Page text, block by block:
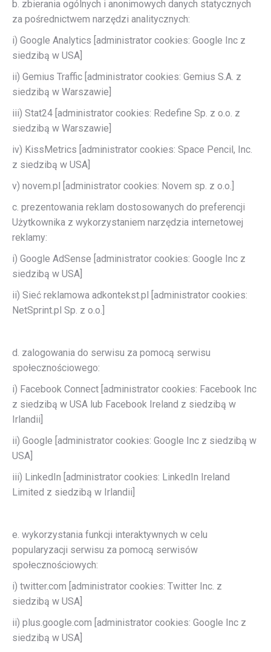
b. zbierania ogólnych i anonimowych danych statycznych
za pośrednictwem narzędzi analitycznych:
i) Google Analytics [administrator cookies: Google Inc z
siedzibą w USA]
ii) Gemius Traffic [administrator cookies: Gemius S.A. z
siedzibą w Warszawie]
iii) Stat24 [administrator cookies: Redefine Sp. z o.o. z
siedzibą w Warszawie]
iv) KissMetrics [administrator cookies: Space Pencil, Inc.
z siedzibą w USA]
v) novem.pl [administrator cookies: Novem sp. z o.o.]
c. prezentowania reklam dostosowanych do preferencji
Użytkownika z wykorzystaniem narzędzia internetowej
reklamy:
i) Google AdSense [administrator cookies: Google Inc z
siedzibą w USA]
ii) Sieć reklamowa adkontekst.pl [administrator cookies:
NetSprint.pl Sp. z o.o.]
d. zalogowania do serwisu za pomocą serwisu
społecznościowego:
i) Facebook Connect [administrator cookies: Facebook Inc
z siedzibą w USA lub Facebook Ireland z siedzibą w
Irlandii]
ii) Google [administrator cookies: Google Inc z siedzibą w
USA]
iii) LinkedIn [administrator cookies: LinkedIn Ireland
Limited z siedzibą w Irlandii]
e. wykorzystania funkcji interaktywnych w celu
popularyzacji serwisu za pomocą serwisów
społecznościowych:
i) twitter.com [administrator cookies: Twitter Inc. z
siedzibą w USA]
ii) plus.google.com [administrator cookies: Google Inc z
siedzibą w USA]